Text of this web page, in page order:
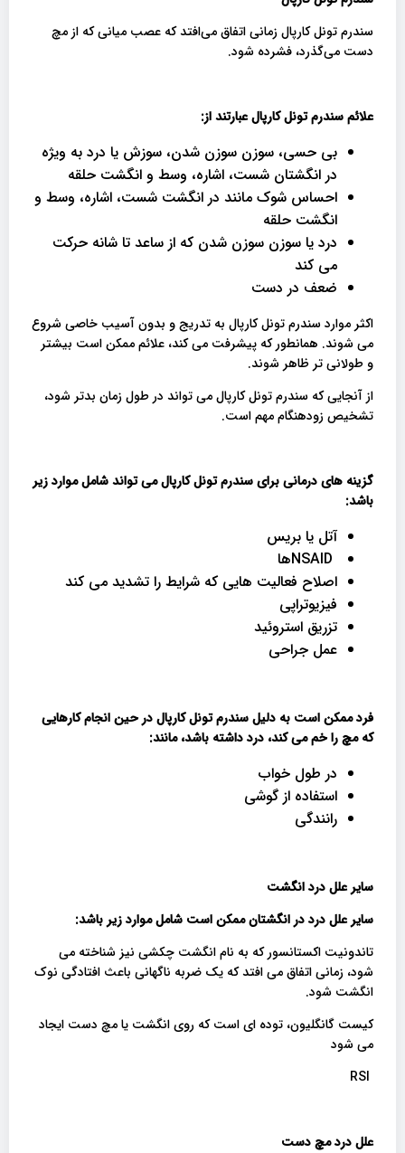
سندرم تونل کارپال زمانی اتفاق می‌افتد که عصب میانی که از مچ
دست می‌گذرد، فشرده شود.
علائم سندرم تونل کارپال عبارتند از:
بی حسی، سوزن سوزن شدن، سوزش یا درد به ویژه
در انگشتان شست، اشاره، وسط و انگشت حلقه
احساس شوک مانند در انگشت شست، اشاره، وسط و
انگشت حلقه
درد یا سوزن سوزن شدن که از ساعد تا شانه حرکت
می کند
ضعف در دست
اکثر موارد سندرم تونل کارپال به تدریج و بدون آسیب خاصی شروع
می شوند. همانطور که پیشرفت می کند، علائم ممکن است بیشتر
و طولانی تر ظاهر شوند.
از آنجایی که سندرم تونل کارپال می تواند در طول زمان بدتر شود،
تشخیص زودهنگام مهم است.
گزینه های درمانی برای سندرم تونل کارپال می تواند شامل موارد زیر
باشد:
آتل یا بریس
اصلاح فعالیت هایی که شرایط را تشدید می کند
فیزیوتراپی
تزریق استروئید
عمل جراحی
فرد ممکن است به دلیل سندرم تونل کارپال در حین انجام کارهایی
که مچ را خم می کند، درد داشته باشد، مانند:
در طول خواب
استفاده از گوشی
رانندگی
سایر علل درد انگشت
سایر علل درد در انگشتان ممکن است شامل موارد زیر باشد:
تاندونیت اکستانسور که به نام انگشت چکشی نیز شناخته می
شود، زمانی اتفاق می افتد که یک ضربه ناگهانی باعث افتادگی نوک
انگشت شود.
کیست گانگلیون، توده ای است که روی انگشت یا مچ دست ایجاد
می شود
علل درد مچ دست